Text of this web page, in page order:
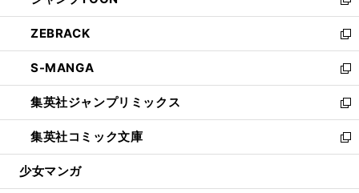
開
く
ウ
で
開
く
ン
ド
ウ
で
開
く
ウ
ィ
ン
ド
ウ
で
開
く
し
い
ウ
ィ
ン
ド
ウ
で
開
ZEBRACK
新
し
い
ウ
ィ
ン
ド
ウ
開
S-MANGA
新
し
い
ウ
ィ
ン
ウ
集英社ジャンプリミックス
新
し
い
ウ
ン
集英社コミック文庫
新
し
少女マンガ